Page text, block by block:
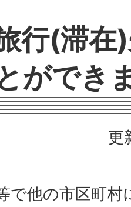
行(滞在
ができ
更
で他の市区町村